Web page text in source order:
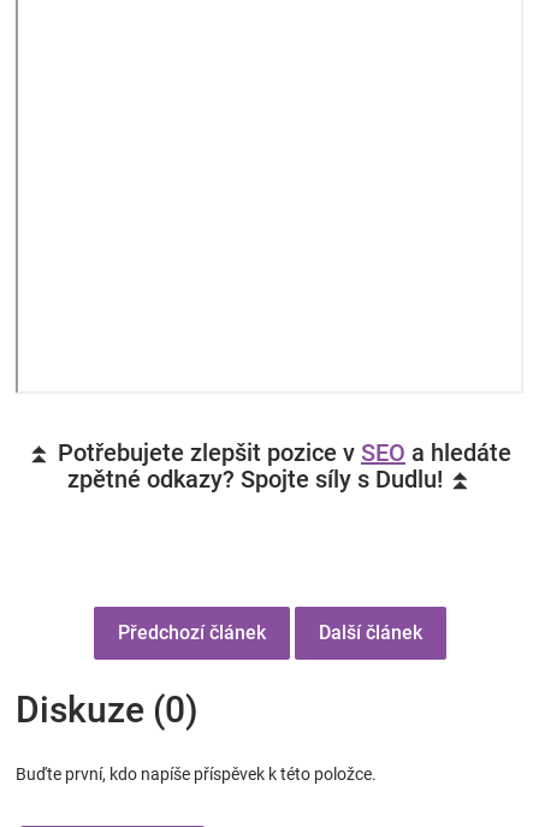
⏫ Potřebujete zlepšit pozice v SEO a hledáte
zpětné odkazy? Spojte síly s Dudlu! ⏫
Předchozí článek Další článek
Diskuze (0)
Buďte první, kdo napíše příspěvek k této položce.